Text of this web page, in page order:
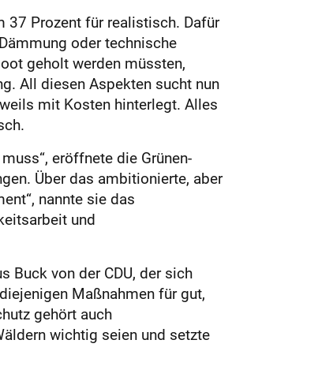
37 Prozent für realistisch. Dafür
oder technische
geholt werden müssten,
All diesen Aspekten sucht nun
mit Kosten hinterlegt. Alles
eröffnete die Grünen-
Über das ambitionierte, aber
nannte sie das
und
Buck von der CDU, der sich
Maßnahmen für gut,
gehört auch
wichtig seien und setzte